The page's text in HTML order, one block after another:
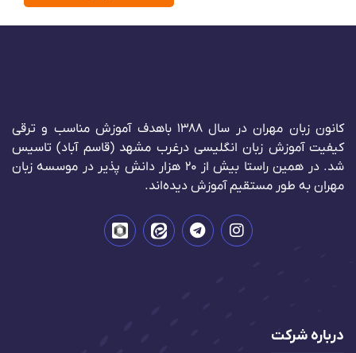
درباره شرکت
کانون زبان مهران در سال 1388 باهدف آموزش مناسب و ترقی
کیفیت آموزش زبان انگلیسی درغرب مشهد (قاسم آباد) تاسیس
شد. در همین راستا بیش از 20 هزار دانش پذیر در موسسه زبان
مهران به طور مستقیم آموزش دیده‌اند.